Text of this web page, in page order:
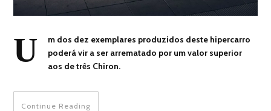
U
m dos dez exemplares produzidos deste hipercarro
poderá vir a ser arrematado por um valor superior
aos de três Chiron.
Continue Reading